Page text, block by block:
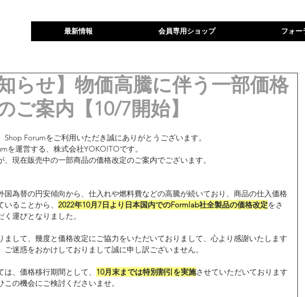
最新情報 会員専用ショップ フォー
知らせ】物価高騰に伴う一部価格
ご案内【10/7開始】
Shop Forumをご利用いただき誠にありがとうございます。
を運営する、株式会社YOKOITOです。
、現在販売中の一部商品の価格改定のご案内でございます。
国為替の円安傾向から、仕入れや燃料費などの高騰が続いており、商品の仕入価格
いることから、 2022年10月7日より日本国内でのFormlab社全製品の価格改定をさ
く運びとなりました。
まして、幾度と価格改定にご協力をいただいておりまして、心より感謝いたします
ご迷惑をおかけしておりまして誠に申し訳ございません。
は、価格移行期間として、 10月末までは特別割引を実施させていただいております
この機会にご検討くださいませ。